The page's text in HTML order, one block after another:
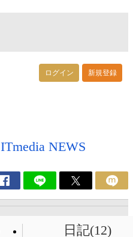
ログイン 新規登録
ITmedia NEWS
日記(12)